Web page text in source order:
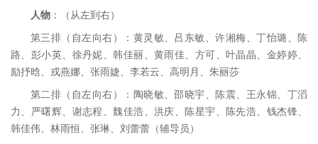
人物 ：（从左到右）
第三排（自左向右）：黄灵敏、吕东敏、许湘梅、丁怡璐、陈
路、彭小英、徐丹妮、韩佳丽、黄雨佳、方可、叶晶晶、金婷婷、
励抒晗、戎燕娜、张雨婕、李若云、高明月、朱丽莎
第二排（自左向右）：陶晓敏、邵晓宇、陈震、王永锦、丁滔
力、严曙辉、谢志程、魏佳浩、洪庆、陈星宇、陈先浩、钱杰锋、
韩佳伟、林雨恒、张琳、刘蕾蕾（辅导员）